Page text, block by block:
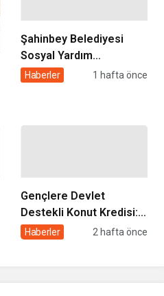
Şahinbey Belediyesi
Sosyal Yardım
Başvurusu 2026: Kimler
Haberler 1 hafta önce
Gençlere Devlet
Destekli Konut Kredisi: 3
Yıl Geri Ödemesiz, 5 Yıl
Haberler 2 hafta önce